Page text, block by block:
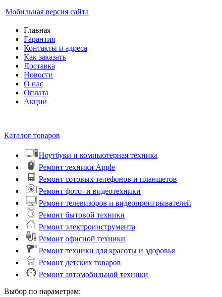
Мобильная версия сайта
Главная
Гарантия
Контакты и адреса
Как заказать
Доставка
Новости
О нас
Оплата
Акции
Каталог товаров
Ноутбуки и компьютерная техника
Ремонт техники Apple
Ремонт сотовых телефонов и планшетов
Ремонт фото- и видеотехники
Ремонт телевизоров и видеопроигрывателей
Ремонт бытовой техники
Ремонт электроинструмента
Ремонт офисной техники
Ремонт техники для красоты и здоровья
Ремонт детских товаров
Ремонт автомобильной техники
Выбор по параметрам: